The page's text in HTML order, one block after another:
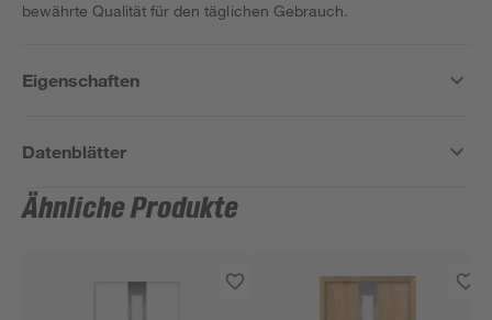
bewährte Qualität für den täglichen Gebrauch.
Eigenschaften
Datenblätter
Ähnliche Produkte